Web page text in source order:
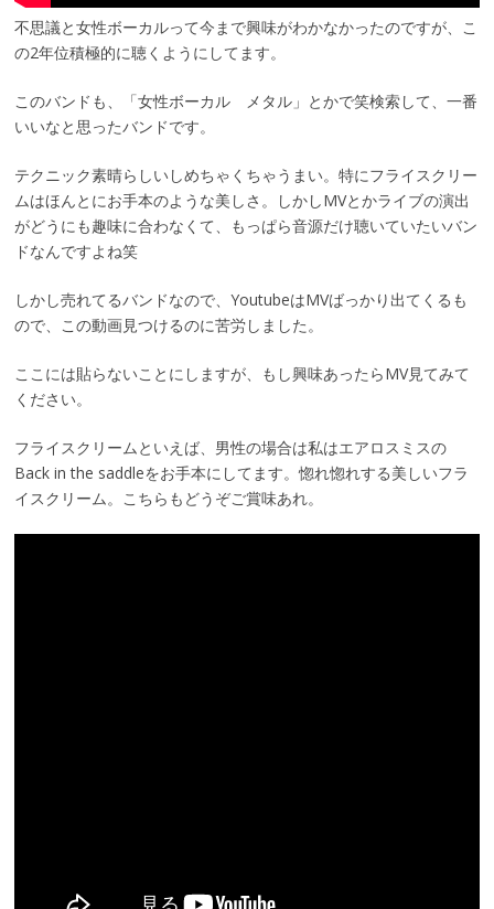
不思議と女性ボーカルって今まで興味がわかなかったのですが、こ
の2年位積極的に聴くようにしてます。
このバンドも、「女性ボーカル メタル」とかで笑検索して、一番
いいなと思ったバンドです。
テクニック素晴らしいしめちゃくちゃうまい。特にフライスクリー
ムはほんとにお手本のような美しさ。しかしMVとかライブの演出
がどうにも趣味に合わなくて、もっぱら音源だけ聴いていたいバン
ドなんですよね笑
しかし売れてるバンドなので、YoutubeはMVばっかり出てくるも
ので、この動画見つけるのに苦労しました。
ここには貼らないことにしますが、もし興味あったらMV見てみて
ください。
フライスクリームといえば、男性の場合は私はエアロスミスの
Back in the saddleをお手本にしてます。惚れ惚れする美しいフラ
イスクリーム。こちらもどうぞご賞味あれ。